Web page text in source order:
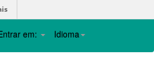
Idioma
em: